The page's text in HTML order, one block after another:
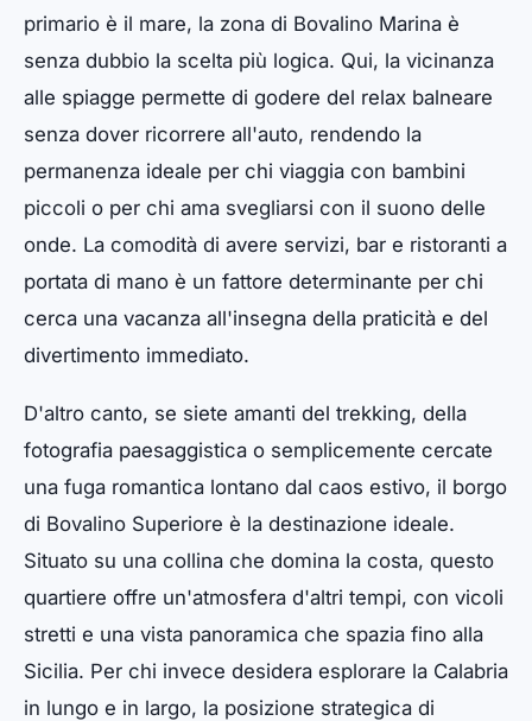
primario è il mare, la zona di Bovalino Marina è
senza dubbio la scelta più logica. Qui, la vicinanza
alle spiagge permette di godere del relax balneare
senza dover ricorrere all'auto, rendendo la
permanenza ideale per chi viaggia con bambini
piccoli o per chi ama svegliarsi con il suono delle
onde. La comodità di avere servizi, bar e ristoranti a
portata di mano è un fattore determinante per chi
cerca una vacanza all'insegna della praticità e del
divertimento immediato.
D'altro canto, se siete amanti del trekking, della
fotografia paesaggistica o semplicemente cercate
una fuga romantica lontano dal caos estivo, il borgo
di Bovalino Superiore è la destinazione ideale.
Situato su una collina che domina la costa, questo
quartiere offre un'atmosfera d'altri tempi, con vicoli
stretti e una vista panoramica che spazia fino alla
Sicilia. Per chi invece desidera esplorare la Calabria
in lungo e in largo, la posizione strategica di